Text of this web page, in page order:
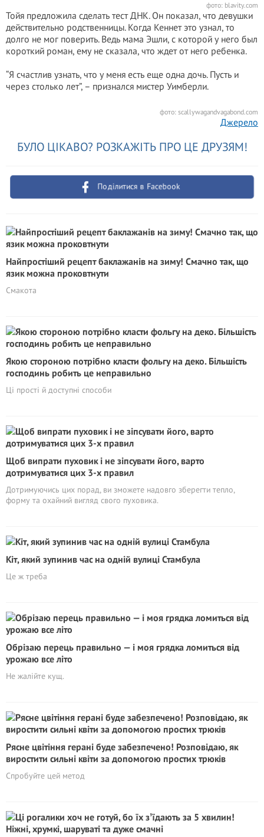
фото: blavity.com
Тойя предложила сделать тест ДНК. Он показал, что девушки
действительно родственницы. Когда Кеннет это узнал, то
долго не мог поверить. Ведь мама Эшли, с которой у него был
короткий роман, ему не сказала, что ждет от него ребенка.
“Я счастлив узнать, что у меня есть еще одна дочь. Пусть и
через столько лет”, – признался мистер Уимберли.
фото: scallywagandvagabond.com
Джерело
БУЛО ЦІКАВО? РОЗКАЖІТЬ ПРО ЦЕ ДРУЗЯМ!
Поділитися в Facebook
Найпростіший рецепт баклажанів на зиму! Смачно так, що
язик можна проковтнути
Смакота
Якою стороною потрібно класти фольгу на деко. Більшість
господинь робить це неправильно
Ці прості й доступні способи
Щоб випрати пуховик і не зіпсувати його, варто
дотримуватися цих 3-х правил
Дотримуючись цих порад, ви зможете надовго зберегти тепло,
форму та охайний вигляд свого пуховика.
Кіт, який зупинив час на одній вулиці Стамбула
Це ж треба
Обрізаю перець правильно — і моя грядка ломиться від
урожаю все літо
Не жалійте кущ.
Рясне цвітіння герані буде забезпечено! Розповідаю, як
виростити сильні квіти за допомогою простих трюків
Спробуйте цей метод